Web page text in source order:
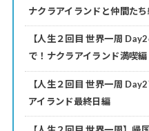
ナクラアイランドと仲間たち
【人生２回目 世界一周
で！ナクラアイランド満喫編
【人生２回目 世界一周
アイランド最終日編